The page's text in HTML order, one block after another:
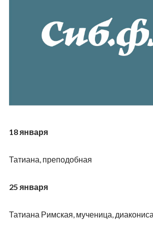
18 января
Татиана, преподобная
25 января
Татиана Римская, мученица,